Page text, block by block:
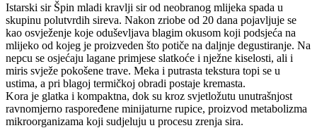
Istarski sir Špin mladi kravlji sir od neobranog mlijeka spada u
skupinu polutvrdih sireva. Nakon zriobe od 20 dana pojavljuje se
kao osvježenje koje oduševljava blagim okusom koji podsjeća na
mlijeko od kojeg je proizveden što potiče na daljnje degustiranje. Na
nepcu se osjećaju lagane primjese slatkoće i nježne kiselosti, ali i
miris svježe pokošene trave. Meka i putrasta tekstura topi se u
ustima, a pri blagoj termičkoj obradi postaje kremasta.
Kora je glatka i kompaktna, dok su kroz svjetložutu unutrašnjost
ravnomjerno raspoređene minijaturne rupice, proizvod metabolizma
mikroorganizama koji sudjeluju u procesu zrenja sira.